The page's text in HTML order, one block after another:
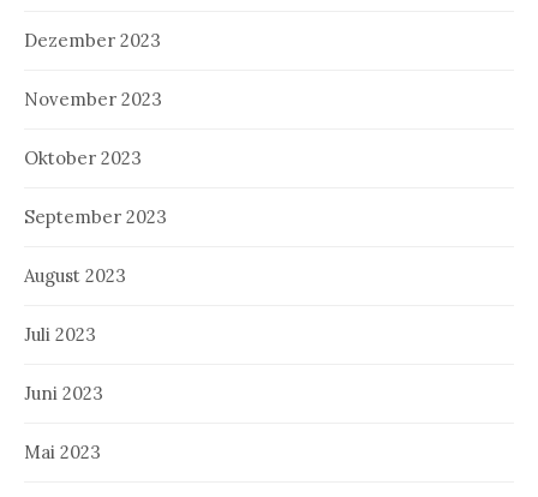
Dezember 2023
November 2023
Oktober 2023
September 2023
August 2023
Juli 2023
Juni 2023
Mai 2023